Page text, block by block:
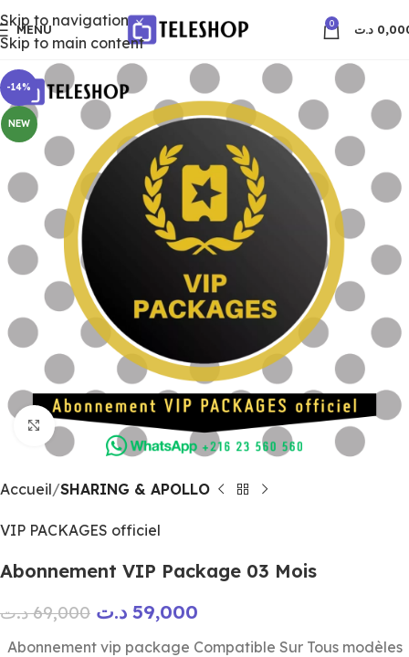
Skip to navigation
Skip to main content
MENU 0 د.ت
-14%
NEW
Click to enlarge
Accueil SHARING & APOLLO
VIP PACKAGES officiel
Abonnement VIP Package 03 Mois
69,000 د.ت 59,000 د.ت
Abonnement vip package Compatible Sur Tous modèles